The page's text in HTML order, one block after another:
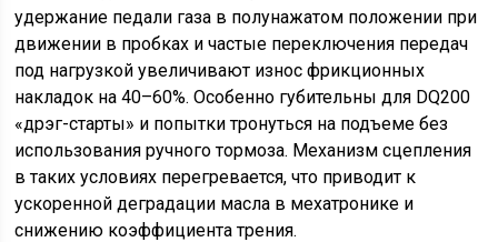
удержание педали газа в полунажатом положении при
движении в пробках и частые переключения передач
под нагрузкой увеличивают износ фрикционных
накладок на 40–60%. Особенно губительны для DQ200
«дрэг-старты» и попытки тронуться на подъеме без
использования ручного тормоза. Механизм сцепления
в таких условиях перегревается, что приводит к
ускоренной деградации масла в мехатронике и
снижению коэффициента трения.